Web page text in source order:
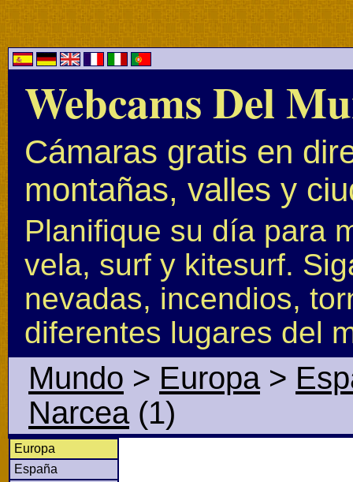
Webcams Del
Cámaras gratis en
montañas, valles y
Planifique su día para
vela, surf y kitesurf.
nevadas, incendios,
diferentes lugares del
Mundo > Europa>
Narcea(1)
Europa
España